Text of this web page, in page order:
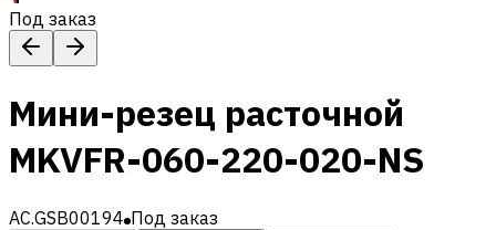
Под заказ
Мини-резец расточной
MKVFR-060-220-020-NS
AC.GSB00194 Под заказ